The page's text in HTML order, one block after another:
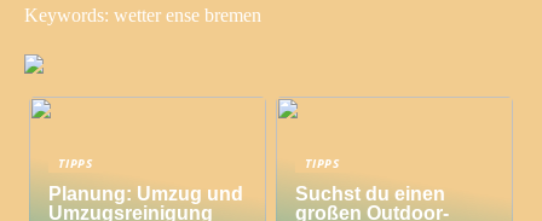
Keywords: wetter ense bremen
TIPPS
Planung: Umzug und
Umzugsreinigung
TIPPS
Suchst du einen
großen Outdoor-